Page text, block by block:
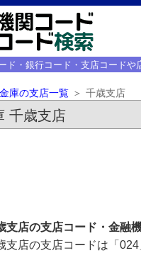
ド・銀行コード・支店コードや
庫の支店一覧 千歳支店
千歳支店
支店の支店コード・金融
支店の支店コードは「